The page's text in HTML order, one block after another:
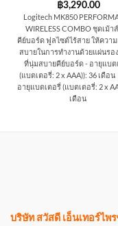
฿3,290.00
Logitech MK850
WIRELESS COMBOชุดเม้า
คีย์บอร์ด ฟูลไซต์ไร้สาย ให้ควา
สบายในการทำงานด้วยแผ่นรอ
ที่นุ่มสบายคีย์บอร์ด - อายุแบต
(แบตเตอรี่: 2 x AAA)): 36 เดือน
อายุแบตเตอรี่ (แบตเตอรี่: 2 x
เดือน
บริษัท สวัสดี เอ็นเทอร์ไพ